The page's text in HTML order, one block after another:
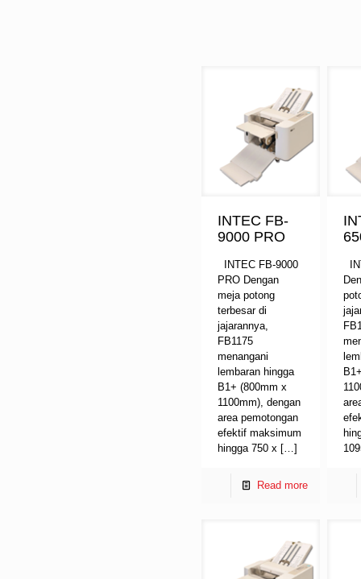
INTEC FB-
9000 PRO
INTEC FB-9000
PRO Dengan
meja potong
terbesar di
jajarannya,
FB1175
menangani
lembaran hingga
B1+ (800mm x
1100mm), dengan
area pemotongan
efektif maksimum
hingga 750 x […]
Read more